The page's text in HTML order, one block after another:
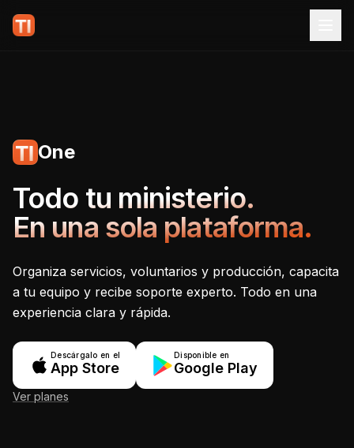
One
Tecnoiglesia One -
Todo tu ministerio.
En una sola plataforma.
Organiza servicios, voluntarios y producción, capacita
a tu equipo y recibe soporte experto. Todo en una
experiencia clara y rápida.
Descárgalo en el
App Store
Disponible en
Google Play
Ver planes